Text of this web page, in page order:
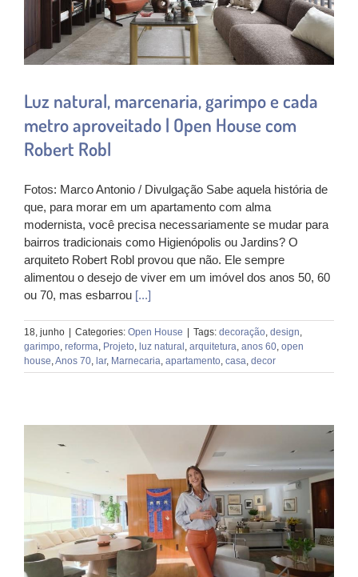
Luz natural, marcenaria, garimpo e cada
metro aproveitado | Open House com
Robert Robl
Fotos: Marco Antonio / Divulgação Sabe aquela história de
que, para morar em um apartamento com alma
modernista, você precisa necessariamente se mudar para
bairros tradicionais como Higienópolis ou Jardins? O
arquiteto Robert Robl provou que não. Ele sempre
alimentou o desejo de viver em um imóvel dos anos 50, 60
ou 70, mas esbarrou [...]
18, junho Categories: Open House Tags: decoração, design,
garimpo, reforma, Projeto, luz natural , arquitetura, anos 60, open
house,Anos 70, lar, Marnecaria, apartamento, casa, decor